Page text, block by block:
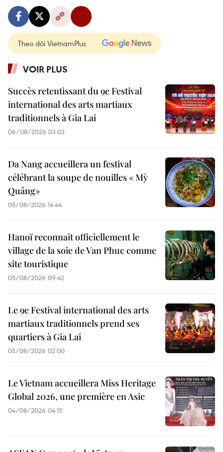
Theo dõi VietnamPlus
VOIR PLUS
Succès retentissant du 9e Festival
international des arts martiaux
traditionnels à Gia Lai
06/08/2026 03:03
Da Nang accueillera un festival
célébrant la soupe de nouilles « Mỳ
Quảng»
05/08/2026 14:44
Hanoï reconnaît officiellement le
village de la soie de Van Phuc comme
site touristique
05/08/2026 09:42
Le 9e Festival international des arts
martiaux traditionnels prend ses
quartiers à Gia Lai
05/08/2026 02:00
Le Vietnam accueillera Miss Heritage
Global 2026, une première en Asie
04/08/2026 04:15